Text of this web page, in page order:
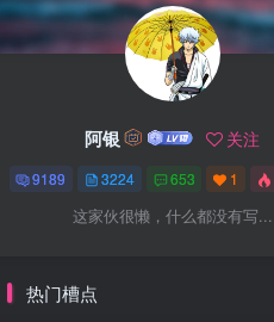
阿银 关注
9189 3224 653 1
这家伙很懒，什么都没有写...
热门槽点